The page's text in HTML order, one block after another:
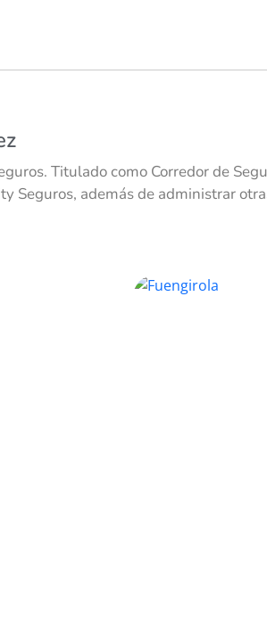
Titulado como Corredor de
Seguros, además de administrar